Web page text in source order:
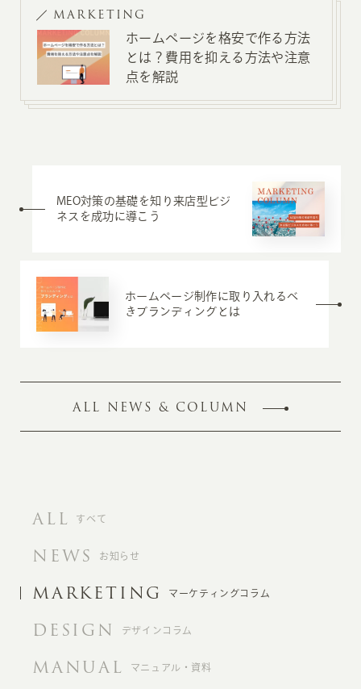
MARKETING
ホームページを格安で作る方法
とは？費用を抑える方法や注意
点を解説
MEO対策の基礎を知り来店型ビジ
ネスを成功に導こう
ホームページ制作に取り入れるべ
きブランディングとは
ALL NEWS & COLUMN
ALL すべて
NEWS お知らせ
MARKETING マーケティングコラム
DESIGN デザインコラム
MANUAL マニュアル・資料